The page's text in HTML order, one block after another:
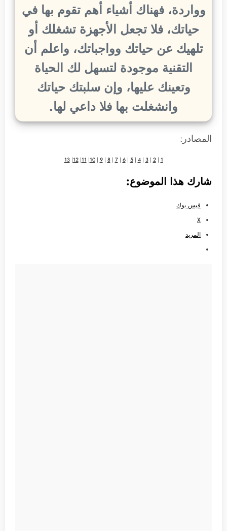
وواردة، فهناك أشياء أهم تقوم بها في
حياتك، فلا تجعل الأجهزة تشغلك أو
تلهيك عن حياتك وواجباتك، واعلم أن
التقنية موجودة لتسهل لك الحياة
وتعينك عليها، وإن سلبتك حياتك
وانشغلت بها فلا داعي لها.
المصادر:
1
|
2
|
3
|
4
|
5
|
6
|
7
|
8
|
9
|
10
|
11
|
12
|
13
شارك هذا الموضوع:
فيس بوك
X
المزيد